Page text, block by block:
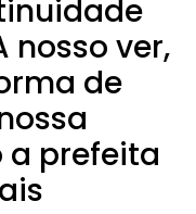
nosso ver,
de
a prefeita